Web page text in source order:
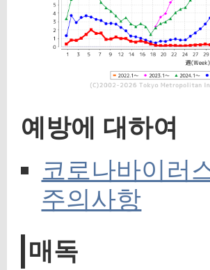
예방에 대하여
코로나바이러
주의사항
매독